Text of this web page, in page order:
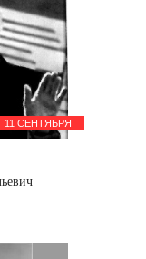
11 СЕНТЯБРЯ